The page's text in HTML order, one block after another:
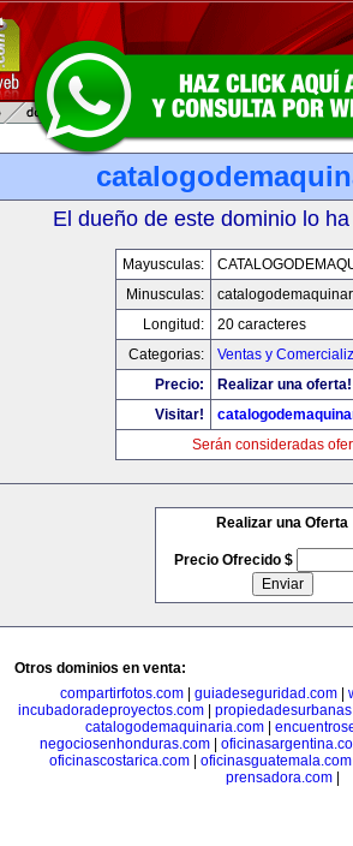
El dueño de este dominio lo
Mayusculas:
Minusculas:
Longitud:
20 caracteres
Categorias:
Ventas y
Precio:
Realizar una oferta!
Visitar!
Serán consideradas
Realizar una Oferta
Precio Ofrecido $
Otros dominios en venta:
compartirfotos.com| guiadeseguridad.com|
incubadoradeproyectos.com
catalogodemaquinaria.com|
negociosenhonduras.com
oficinascostarica.com
oficinasguatemala.com
prensadora.com|